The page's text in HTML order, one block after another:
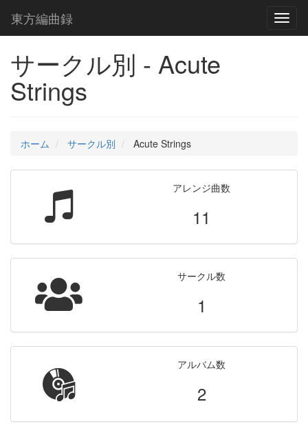
東方編曲録
サークル別 - Acute
Strings
ホーム サークル別 Acute Strings
アレンジ曲数
11
サークル数
1
アルバム数
2